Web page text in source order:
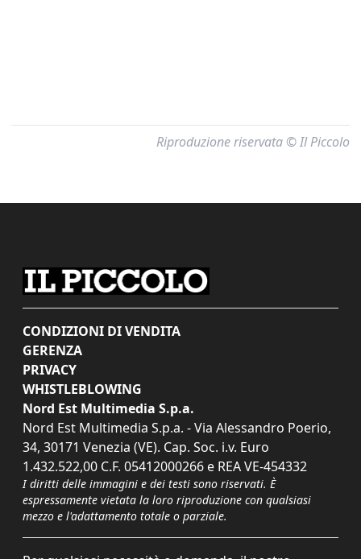
Riproduzione riservata © Il Piccolo
CONDIZIONI DI VENDITA
GERENZA
PRIVACY
WHISTLEBLOWING
Nord Est Multimedia S.p.a.
Nord Est Multimedia S.p.a. - Via Alessandro Poerio,
34, 30171 Venezia (VE). Cap. Soc. i.v. Euro
1.432.522,00 C.F. 05412000266 e REA VE-454332
I diritti delle immagini e dei testi sono riservati. È
espressamente vietata la loro riproduzione con qualsiasi
mezzo e l'adattamento totale o parziale.